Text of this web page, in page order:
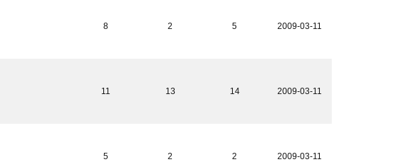
8
2 5 2009-03-11
11
13 14 2009-03-11
5
2 2 2009-03-11